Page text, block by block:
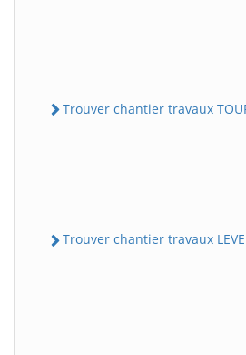
Trouver chantier travaux
Trouver chantier travaux